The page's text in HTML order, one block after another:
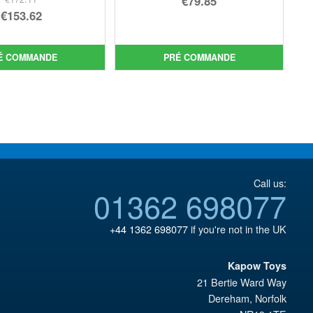
Le
initial
était :
€153.62
prix
actuel
COMMANDE
était :
€86.05.
actuel
est :
PRÉ COMMANDE
Call us:
01362 698077
+44 1362 698077if you're not in the UK
Kapow Toys
21 Bertie Ward Way
Dereham, Norfolk